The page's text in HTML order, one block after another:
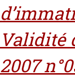
Validité
2007